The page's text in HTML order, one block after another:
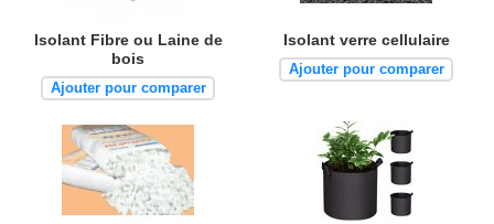
Isolant Fibre ou Laine de
bois
Ajouter pour comparer
Isolant verre cellulaire
Ajouter pour comparer